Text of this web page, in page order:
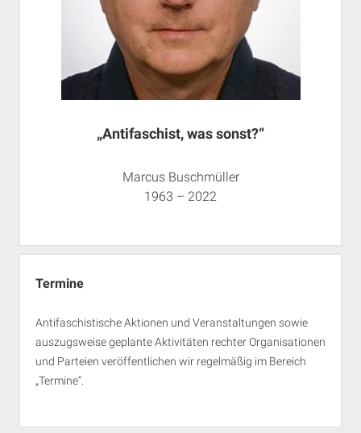
„Antifaschist, was sonst?“
Marcus Buschmüller
1963 – 2022
Termine
Antifaschistische Aktionen und Veranstaltungen sowie
auszugsweise geplante Aktivitäten rechter Organisationen
und Parteien veröffentlichen wir regelmäßig im Bereich
„Termine“.